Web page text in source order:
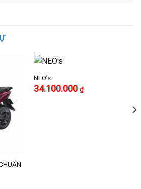
NEO’s
Giá
34.100.000 ₫Giá
hiện